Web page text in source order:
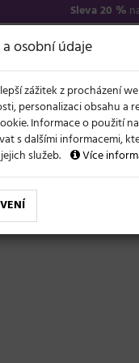
Sleva 20 %
NOVĚ LÉTO A VLASY
na vlasy Cera Curling Iron
osobní údaje
zážitek z procházení
personalizaci obsahu a
Informace o použití
s dalšími informacemi,
služeb.
Více